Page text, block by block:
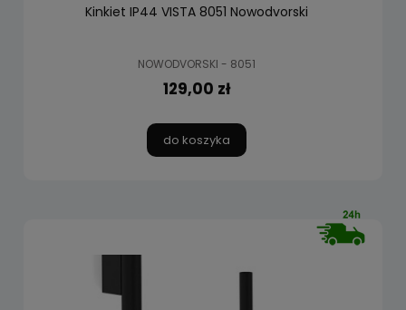
Kinkiet IP44 VISTA 8051 Nowodvorski
NOWODVORSKI - 8051
129,00 zł
do koszyka